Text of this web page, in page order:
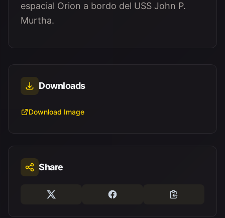
espacial Orion a bordo del USS John P.
Murtha.
Downloads
Download Image
Share